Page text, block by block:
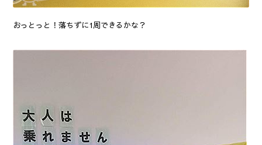
おっとっと！落ちずに1周できるかな？